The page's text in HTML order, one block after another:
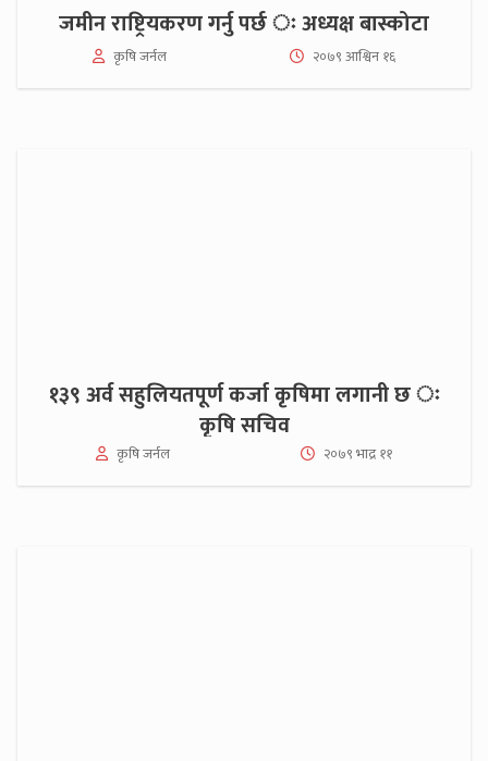
जमीन राष्ट्रियकरण गर्नु पर्छ ः अध्यक्ष बास्कोटा
कृषि जर्नल २०७९ आश्विन १६
१३९ अर्व सहुलियतपूर्ण कर्जा कृषिमा लगानी छ ः
कृषि सचिव
कृषि जर्नल २०७९ भाद्र ११